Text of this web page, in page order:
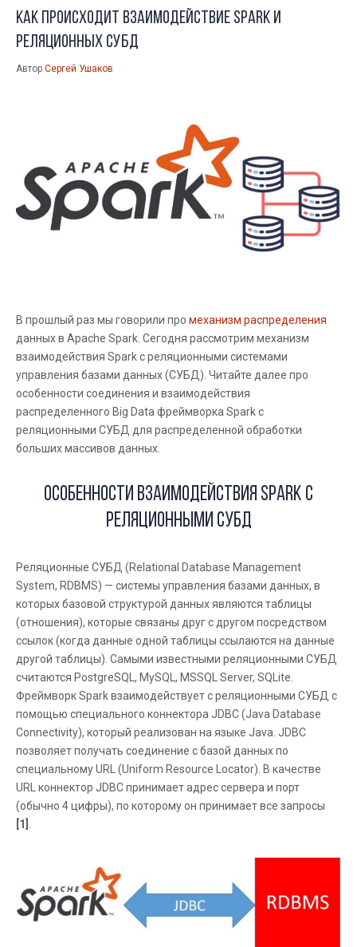
Как происходит взаимодействие Spark и
реляционных СУБД
Автор Сергей Ушаков
В прошлый раз мы говорили про механизм распределения
данных в Apache Spark. Сегодня рассмотрим механизм
взаимодействия Spark с реляционными системами
управления базами данных (СУБД). Читайте далее про
особенности соединения и взаимодействия
распределенного Big Data фреймворка Spark с
реляционными СУБД для распределенной обработки
больших массивов данных.
Особенности взаимодействия Spark с
реляционными СУБД
Реляционные СУБД (Relational Database Management
System, RDBMS) — системы управления базами данных, в
которых базовой структурой данных являются таблицы
(отношения), которые связаны друг с другом посредством
ссылок (когда данные одной таблицы ссылаются на данные
другой таблицы). Самыми известными реляционными СУБД
считаются PostgreSQL, MySQL, MSSQL Server, SQLite.
Фреймворк Spark взаимодействует с реляционными СУБД c
помощью специального коннектора JDBC (Java Database
Conneсtivity), который реализован на языке Java. JDBC
позволяет получать соединение с базой данных по
специальному URL (Uniform Resource Locator). В качестве
URL коннектор JDBC принимает адрес сервера и порт
(обычно 4 цифры), по которому он принимает все запросы
[1]